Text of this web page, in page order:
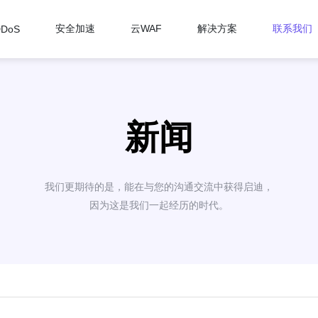
安全加速 云WAF 解决方案 联系我们
新闻
我们更期待的是，能在与您的沟通交流中获得启迪，
因为这是我们一起经历的时代。